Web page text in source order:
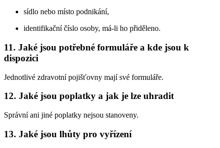
sídlo nebo místo podnikání,
identifikační číslo osoby, má-li ho přiděleno.
11. Jaké jsou potřebné formuláře a kde jsou k
dispozici
Jednotlivé zdravotní pojišťovny mají své formuláře.
12. Jaké jsou poplatky a jak je lze uhradit
Správní ani jiné poplatky nejsou stanoveny.
13. Jaké jsou lhůty pro vyřízení